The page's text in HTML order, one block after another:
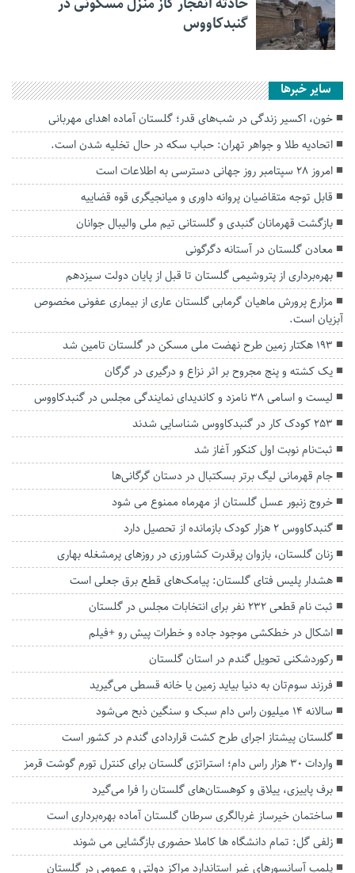
گنبدکاووس
سایر خبرها
خون، اکسیر زندگی در شب‌های قدر؛ گلستان آماده اهدای مهربانی
اتحادیه طلا و جواهر تهران: حباب سکه در حال تخلیه شدن است.
امروز ۲۸ سپتامبر روز جهانی دسترسی به اطلاعات است
قابل توجه متقاضیان پروانه داوری و میانجیگری قوه قضاییه
بازگشت قهرمانان گنبدی و گلستانی تیم ملی والیبال جوانان
معادن گلستان در آستانه دگرگونی
بهره‌برداری از پتروشیمی گلستان تا قبل از پایان دولت سیزدهم
مزارع پرورش ماهیان گرمابی گلستان عاری از بیماری عفونی مخصوص
آبزیان است.
۱۹۳ هکتار زمین طرح نهضت ملی مسکن در گلستان تامین شد
یک کشته و پنج مجروح بر اثر نزاع و درگیری در گرگان
لیست و اسامی ۳۸ نامزد و کاندیدای نمایندگی مجلس در گنبدکاووس
۲۵۳ کودک کار در گنبدکاووس شناسایی شدند
ثبت‌نام نوبت اول کنکور آغاز شد
جام قهرمانی لیگ برتر بسکتبال در دستان گرگانی‌ها
خروج زنبور عسل گلستان از مهرماه ممنوع می شود
گنبدکاووس ۲ هزار کودک بازمانده از تحصیل دارد
زنان گلستان، بازوان پرقدرت کشاورزی در روزهای پرمشغله بهاری
هشدار پلیس فتای گلستان: پیامک‌های قطع برق جعلی است
ثبت نام قطعی ۲۳۲ نفر برای انتخابات مجلس در گلستان
اشکال در خطکشی موجود جاده و خطرات پیش رو +فیلم
رکوردشکنی تحویل گندم در استان گلستان
فرزند سوم‌تان به دنیا بیاید زمین یا خانه قسطی می‌گیرید
سالانه ۱۴ میلیون راس دام سبک و سنگین ذبح می‌شود
گلستان پیشتاز اجرای طرح کشت قراردادی گندم در کشور است
واردات ۳۰ هزار راس دام؛ استراتژی گلستان برای کنترل تورم گوشت قرمز
برف پاییزی، ییلاق و کوهستان‌های گلستان را فرا می‌گیرد
ساختمان خیرساز غربالگری سرطان گلستان آماده بهره‌برداری است
زلفی گل: تمام دانشگاه ها کاملا حضوری بازگشایی می شوند
پلمب آسانسورهای غیر استاندارد مراکز دولتی و عمومی در گلستان